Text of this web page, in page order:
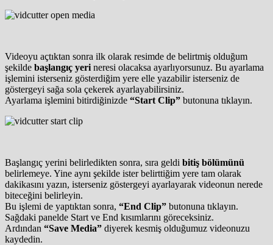
Videoyu açtıktan sonra ilk olarak resimde de belirtmiş olduğum
şekilde başlangıç yeri neresi olacaksa ayarlıyorsunuz. Bu ayarlama
işlemini isterseniz gösterdiğim yere elle yazabilir isterseniz de
göstergeyi sağa sola çekerek ayarlayabilirsiniz.
Ayarlama işlemini bitirdiğinizde “Start Clip” butonuna tıklayın.
Başlangıç yerini belirledikten sonra, sıra geldi bitiş bölümünü
belirlemeye. Yine aynı şekilde ister belirttiğim yere tam olarak
dakikasını yazın, isterseniz göstergeyi ayarlayarak videonun nerede
biteceğini belirleyin.
Bu işlemi de yaptıktan sonra, “End Clip” butonuna tıklayın.
Sağdaki panelde Start ve End kısımlarını göreceksiniz.
Ardından “Save Media” diyerek kesmiş olduğumuz videonuzu
kaydedin.